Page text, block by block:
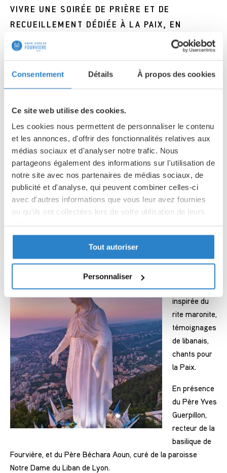
Consentement Détails À propos des cookies
Ce site web utilise des cookies.
Les cookies nous permettent de personnaliser le contenu
et les annonces, d'offrir des fonctionnalités relatives aux
médias sociaux et d'analyser notre trafic. Nous
partageons également des informations sur l'utilisation de
notre site avec nos partenaires de médias sociaux, de
publicité et d'analyse, qui peuvent combiner celles-ci
avec d'autres informations que vous leur avez fournies
ou qu'ils ont collectées lors de votre utilisation de leurs
Politique de confidentialité
Partager des données d'analyse, de publicité, de
l'utilisateur et de personnalisation de la publicité
Tout autoriser
Personnaliser
VIVRE UNE SOIRÉE DE PRIÈRE ET DE
RECUEILLEMENT DÉDIÉE À LA PAIX, EN
COMMUNION AVEC NOS FRÈRES ET SŒURS
Dans un contexte international marqué par les tensions, cette
Au programme de
la soirée :
17h30 : messe
présidée par Mgr
Le Gal, évêque
auxiliaire de Lyon,
20h:prière
inspirée du
rite maronite,
témoignages
de libanais,
chants pour
la Paix.
En présence
du Père Yves
Guerpillon,
recteur de la
basilique de
Fourvière, et du Père Béchara Aoun, curé de la paroisse
Notre Dame du Liban de Lyon.